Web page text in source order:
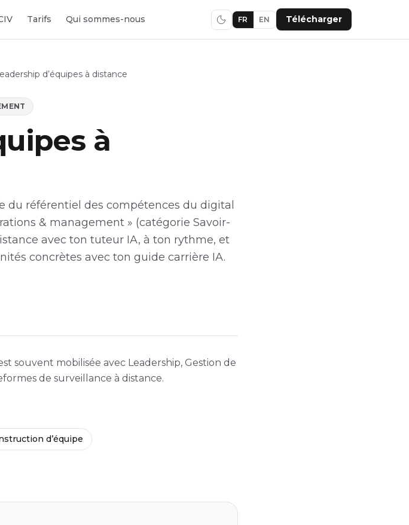
Tarifs Qui sommes-nous FR EN Télécharger
d’équipes à distance
à
du référentiel des compétences du digital
& management » (catégorie Savoir-
avec ton tuteur IA, à ton rythme, et
concrètes avec ton guide carrière IA.
souvent mobilisée avec Leadership, Gestion de
de surveillance à distance.
d’équipe